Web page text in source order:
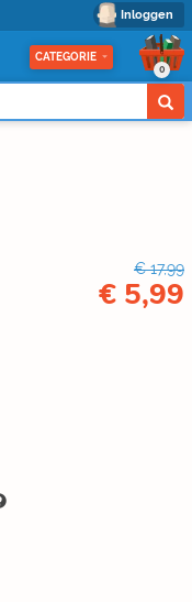
Inloggen
CATEGORIE
0
€ 17,99
€ 5,99